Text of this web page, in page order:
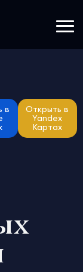
в
Открыть в
Yandex
Картах